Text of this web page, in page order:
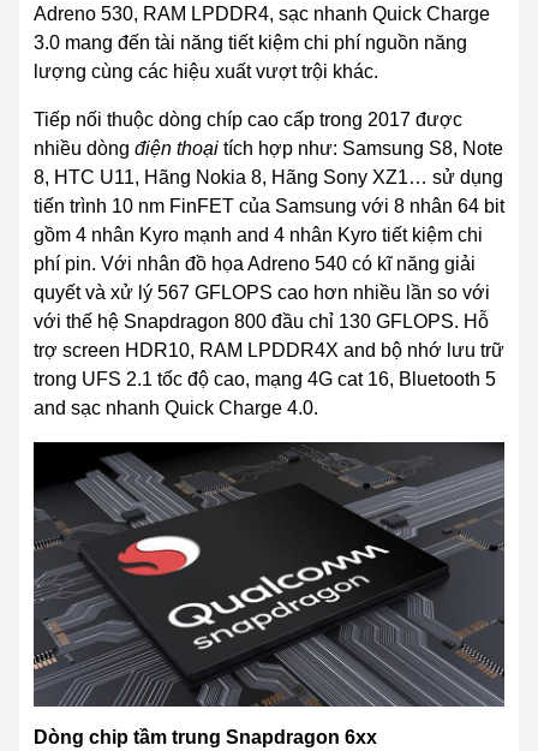
Adreno 530, RAM LPDDR4, sạc nhanh Quick Charge
3.0 mang đến tài năng tiết kiệm chi phí nguồn năng
lượng cùng các hiệu xuất vượt trội khác.
Tiếp nối thuộc dòng chíp cao cấp trong 2017 được
nhiều dòng điện thoại tích hợp như: Samsung S8, Note
8, HTC U11, Hãng Nokia 8, Hãng Sony XZ1… sử dụng
tiến trình 10 nm FinFET của Samsung với 8 nhân 64 bit
gồm 4 nhân Kyro mạnh and 4 nhân Kyro tiết kiệm chi
phí pin. Với nhân đồ họa Adreno 540 có kĩ năng giải
quyết và xử lý 567 GFLOPS cao hơn nhiều lần so với
với thế hệ Snapdragon 800 đầu chỉ 130 GFLOPS. Hỗ
trợ screen HDR10, RAM LPDDR4X and bộ nhớ lưu trữ
trong UFS 2.1 tốc độ cao, mạng 4G cat 16, Bluetooth 5
and sạc nhanh Quick Charge 4.0.
Dòng chip tầm trung Snapdragon 6xx